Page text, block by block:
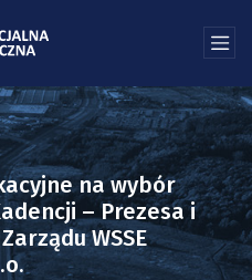
na wybór
– Prezesa i
WSSE